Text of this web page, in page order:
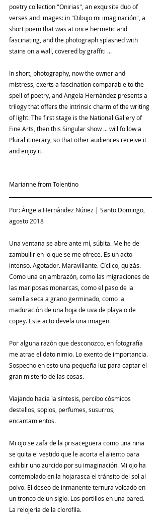
poetry collection "Onirias", an exquisite duo of
verses and images: in "Dibujo mi imaginación", a
short poem that was at once hermetic and
fascinating, and the photograph splashed with
stains on a wall, covered by graffiti ...
In short, photography, now the owner and
mistress, exerts a fascination comparable to the
spell of poetry, and Angela Hernández presents a
trilogy that offers the intrinsic charm of the writing
of light. The first stage is the National Gallery of
Fine Arts, then this Singular show ... will follow a
Plural itinerary, so that other audiences receive it
and enjoy it.
Marianne from Tolentino
Por: Ángela Hernández Núñez | Santo Domingo,
agosto 2018
Una ventana se abre ante mí, súbita. Me he de
zambullir en lo que se me ofrece. Es un acto
intenso. Agotador. Maravillante. Cíclico, quizás.
Como una enjambrazón, como las migraciones de
las mariposas monarcas, como el paso de la
semilla seca a grano germinado, como la
maduración de una hoja de uva de playa o de
copey. Este acto devela una imagen.
Por alguna razón que desconozco, en fotografía
me atrae el dato nimio. Lo exento de importancia.
Sospecho en esto una pequeña luz para captar el
gran misterio de las cosas.
Viajando hacia la síntesis, percibo cósmicos
destellos, soplos, perfumes, susurros,
encantamientos.
Mi ojo se zafa de la prisaceguera como una niña
se quita el vestido que le acorta el aliento para
exhibir uno zurcido por su imaginación. Mi ojo ha
contemplado en la hojarasca el tránsito del sol al
polvo. El deseo de inmanente ternura volcado en
un tronco de un siglo. Los portillos en una pared.
La relojería de la clorofila.